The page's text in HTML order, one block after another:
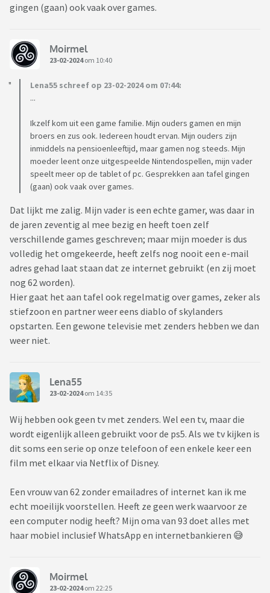
gingen (gaan) ook vaak over games.
Moirmel
23-02-2024om 10:40
Lena55 schreef op 23-02-2024 om 07:44:
...
Ikzelf kom uit een game familie. Mijn ouders gamen en mijn
broers en zus ook. Iedereen houdt ervan. Mijn ouders zijn
inmiddels na pensioenleeftijd, maar gamen nog steeds. Mijn
moeder leent onze uitgespeelde Nintendospellen, mijn vader
speelt meer op de tablet of pc. Gesprekken aan tafel gingen
(gaan) ook vaak over games.
Dat lijkt me zalig. Mijn vader is een echte gamer, was daar in
de jaren zeventig al mee bezig en heeft toen zelf
verschillende games geschreven; maar mijn moeder is dus
volledig het omgekeerde, heeft zelfs nog nooit een e-mail
adres gehad laat staan dat ze internet gebruikt (en zij moet
nog 62 worden).
Hier gaat het aan tafel ook regelmatig over games, zeker als
stiefzoon en partner weer eens diablo of skylanders
opstarten. Een gewone televisie met zenders hebben we dan
weer niet.
Lena55
23-02-2024om 14:35
Wij hebben ook geen tv met zenders. Wel een tv, maar die
wordt eigenlijk alleen gebruikt voor de ps5. Als we tv kijken is
dit soms een serie op onze telefoon of een enkele keer een
film met elkaar via Netflix of Disney.
Een vrouw van 62 zonder emailadres of internet kan ik me
echt moeilijk voorstellen. Heeft ze geen werk waarvoor ze
een computer nodig heeft? Mijn oma van 93 doet alles met
haar mobiel inclusief WhatsApp en internetbankieren 😅
Moirmel
23-02-2024om 22:25